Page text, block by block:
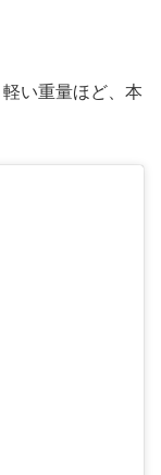
い重量ほど、本